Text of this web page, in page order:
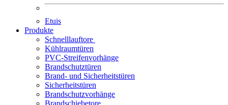
Etuis
Produkte
Schnelllauftore
Kühlraumtüren
PVC-Streifenvorhänge
Brandschutztüren
Brand- und Sicherheitstüren
Sicherheitstüren
Brandschutzvorhänge